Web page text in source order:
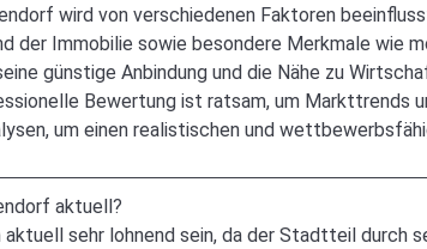
wird von verschiedenen Faktoren
der Immobilie sowie besondere Merkmale wie
günstige Anbindung und die Nähe zu
Bewertung ist ratsam, um Markttrends
um einen realistischen und
aktuell?
aktuell sehr lohnend sein, da der Stadtteil durch